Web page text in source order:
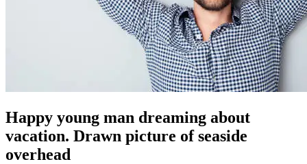
Happy young man dreaming about
vacation. Drawn picture of seaside
overhead